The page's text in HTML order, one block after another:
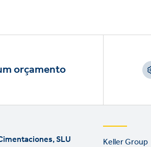
orçamento
SLU Footer
Keller Group